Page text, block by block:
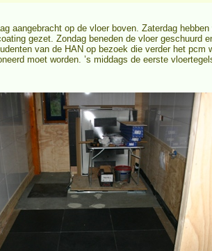
aangebracht op de vloer boven. Zaterdag
gezet. Zondag beneden de vloer geschuurd
van de HAN op bezoek die verder het pcm
moet worden. ’s middags de eerste